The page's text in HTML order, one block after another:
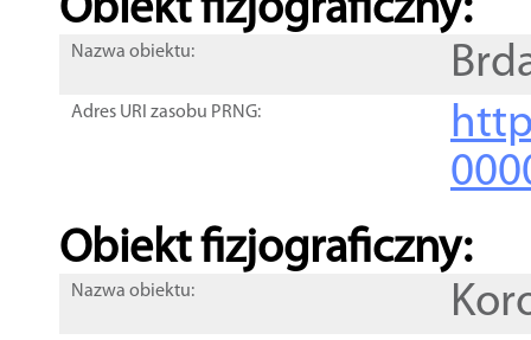
Obiekt fizjograficzny:
Nazwa obiektu:
Adres URI zasobu PRNG:
Obiekt fizjograficzny:
Nazwa obiektu: